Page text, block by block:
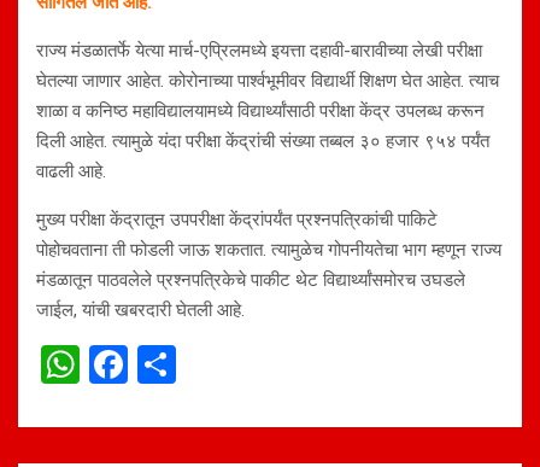
राज्य मंडळातर्फे येत्या मार्च-एप्रिलमध्ये इयत्ता दहावी-बारावीच्या लेखी परीक्षा
घेतल्या जाणार आहेत. कोरोनाच्या पार्श्वभूमीवर विद्यार्थी शिक्षण घेत आहेत. त्याच
शाळा व कनिष्ठ महाविद्यालयामध्ये विद्यार्थ्यांसाठी परीक्षा केंद्र उपलब्ध करून
दिली आहेत. त्यामुळे यंदा परीक्षा केंद्रांची संख्या तब्बल ३० हजार ९५४ पर्यंत
वाढली आहे.
मुख्य परीक्षा केंद्रातून उपपरीक्षा केंद्रांपर्यंत प्रश्नपत्रिकांची पाकिटे
पोहोचवताना ती फोडली जाऊ शकतात. त्यामुळेच गोपनीयतेचा भाग म्हणून राज्य
मंडळातून पाठवलेले प्रश्नपत्रिकेचे पाकीट थेट विद्यार्थ्यांसमोरच उघडले
जाईल, यांची खबरदारी घेतली आहे.
W
at
F
ce ar